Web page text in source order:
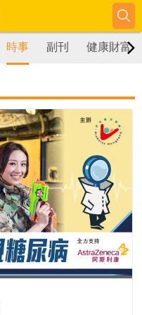
時事 副刊 健康財富